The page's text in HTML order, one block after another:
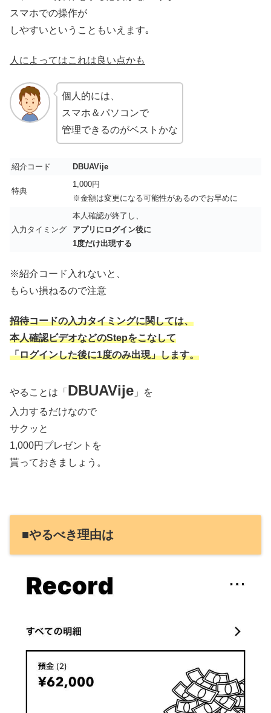
スマホでの操作が
しやすいということもいえます｡
人によってはこれは良い点かも
個人的には、
スマホ＆パソコンで
管理できるのがベストかな
紹介コード DBUAVije
特典
1,000円
※金額は変更になる可能性があるのでお早めに
入力タイミング
本人確認が終了し、
アプリにログイン後に
1度だけ出現する
※紹介コード入れないと、
もらい損ねるので注意
招待コードの入力タイミングに関しては、
本人確認ビデオなどのStepをこなして
「ログインした後に1度のみ出現」します。
やることは「 DBUAVije 」を
入力するだけなので
サクッと
1,000円プレゼントを
貰っておきましょう。
■やるべき理由は